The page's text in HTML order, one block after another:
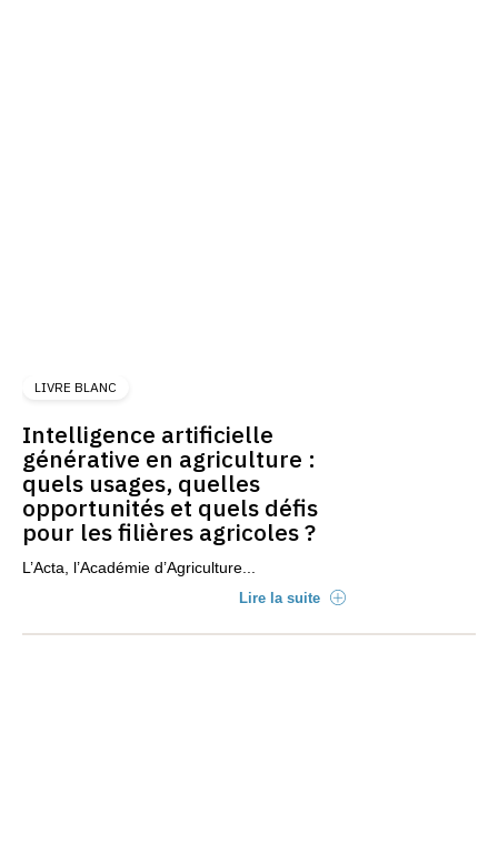
LIVRE BLANC
Intelligence artificielle
générative en agriculture :
quels usages, quelles
opportunités et quels défis
pour les filières agricoles ?
L’Acta, l’Académie d’Agriculture...
Lire la suite